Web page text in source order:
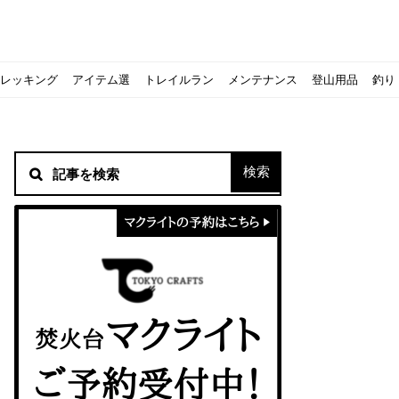
る！山梨県の九鬼山（くきやま）登山体験レポ
積雪期の谷川岳で今シーズン最後の雪山を堪能してきた
！売却する方法や条件、手続きの流れを確認
キャンプ場の宿泊や利用券をふるさと納税でゲット！おすすめ
に参加してきました
レストハウス水郷で持ち込みBBQしてみた
一生物のアウトドアブーツならダナー！3つの理由とおすすめア
に行ってみた！
ピコグリル入荷してます！ @小倉店
ランス・ボーヌトレッキング編〜
ベランピングアイディア7選！家にいながらおしゃれキャンプ♪
キャンプ用品の『ポイント買取』について
マクライトの口コミ・評判は？人気焚き火台の魅力・気になる
ッカーでも作れるおすすめレシピをご紹介
尾根」から槍ヶ岳へ！
【八ヶ岳最高峰へ】南八ヶ岳テント泊登山、赤岳〜横岳〜硫黄
ントスおすすめヘッドライトのご紹介
ングシューズはどちらを選ぶべき？｜サロモンの定番シューズで解
カリマーのおすすめリュック容量別12選｜目的別の選び方も合
ならスポルティバ！3つの理由とおすすめ7選
クライミングユーザー参加型の動画マップ「クライミングチャ
に教わる！『食感と旨みのタマゴサンド』の作り方
食うか食われるか、野生動物で一番怖いのは【17＃自分のキャ
ッキング
ズクイン』、人気の理由とおすすめウェアを紹介
【コスパ◎】キャンプデビューに最適！サウスフィールドのお
アイテム選
ズクイン』、人気の理由とおすすめウェアを紹介
【コスパ◎】キャンプデビューに最適！サウスフィールドのお
トレイルラン
｜サロモンの定番シューズで解説&ご紹介
しむために必要な装備6選【初級〜中級者向け】
トレラン初心者必見！日頃のトレーニングから中距離レースま
メンテナンス
！用途別おすすめ水筒を紹介！便利アイテムも
【こずチャンネル】使わなくなったキャンプ道具の行方！【初
登山用品
クを比較！人数・用途別でおすすめを紹介
クライミング道具はゼロポイントで揃えよう！種類別で人気ア
釣り
の体験レポート】
アジングロッドおすすめ10選！基本タックルから選び方まで紹介
フスキンの魅力と用途別おすすめリュック9選
ティートンブロスのブランドに込められた想いとは！？おすす
なの？いまどきの海外キャンプ事情をご紹介Part.1〜ロサンゼルス
パティシエキャンパーSakiさんに教わる！簡単『フルーツシロ
に教わる！簡単『フルーツシロップ』の作り方
パティシエキャンパーSakiさんに教わる！簡単アウトドアスイ
高！ほかほか『シュウマイ』の作り方
に教わる！パン好き必見！モチモチ『ベーグル』の作り方
パティシエキャンパーSakiさんに教わる！ピリ辛が後引くうま